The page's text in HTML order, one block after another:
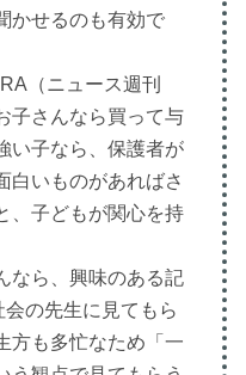
かせるのも有効で
（ニュース週刊
子さんなら買って与
い子なら、保護者が
白いものがあればさ
、子どもが関心を持
なら、興味のある記
の先生に見てもら
方も多忙なため「一